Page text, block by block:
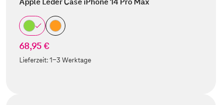
68,95 €
Lieferzeit:1-3 Werktage